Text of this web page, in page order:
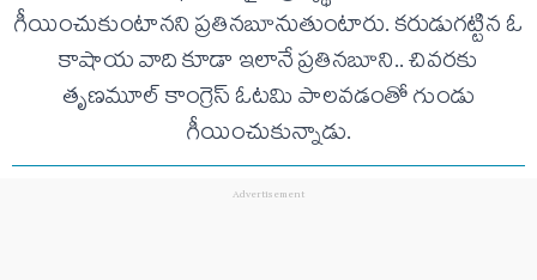
గీయించుకుంటాన‌ని ప్ర‌తిన‌బూనుతుంటారు. క‌రుడుగ‌ట్టిన ఓ
కాషాయ వాది కూడా ఇలానే ప్ర‌తిన‌బూని.. చివ‌ర‌కు
తృణ‌మూల్ కాంగ్రెస్ ఓట‌మి పాల‌వ‌డంతో గుండు
గీయించుకున్నాడు.